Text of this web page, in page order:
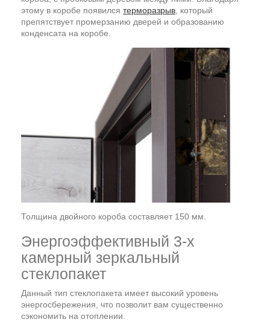
этому в коробе появился терморазрыв , который
препятствует промерзанию дверей и образованию
конденсата на коробе.
Толщина двойного короба составляет 150 мм.
Энергоэффективный 3-х
камерный зеркальный
стеклопакет
Данный тип стеклопакета имеет высокий уровень
энергосбережения, что позволит вам существенно
сэкономить на отоплении.